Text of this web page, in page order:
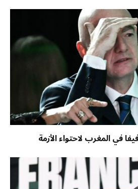
في المغرب لاحتواء الأزمة